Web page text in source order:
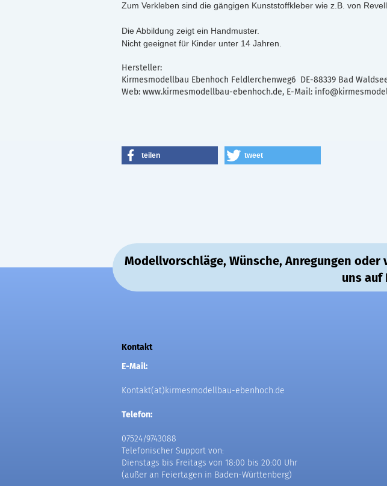
Zum Verkleben sind die gängigen Kunststoffkleber wie z.B. von
Die Abbildung zeigt ein Handmuster.
Nicht geeignet für Kinder unter 14 Jahren.
Hersteller:
Kirmesmodellbau Ebenhoch Feldlerchenweg6 DE-88339 Bad
Web: www.kirmesmodellbau-ebenhoch.de, E-Mail:
teilen tweet
Modellvorschläge, Wünsche, Anregungen
uns auf
Kontakt
E-Mail:
Kontakt(at)kirmesmodellbau-ebenhoch.de
Telefon:
07524/9743088
Telefonischer Support von:
Dienstags bis Freitags von 18:00 bis 20:00 Uhr
(außer an Feiertagen in Baden-Württenberg)